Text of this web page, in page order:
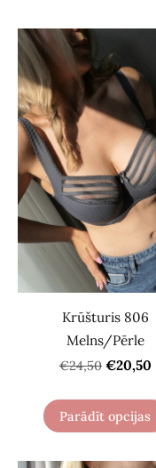
Krūšturis 806
Melns/Pērle
€24,50 €20,50
Parādīt opcijas